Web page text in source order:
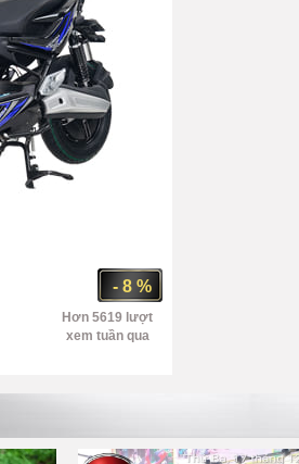
- 8 %
Hơn 5619 lượt
xem tuần qua